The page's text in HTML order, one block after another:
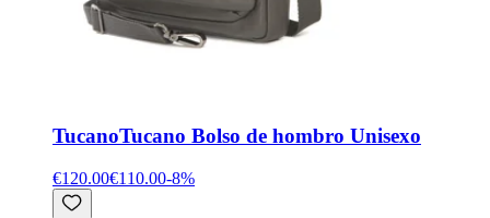
TucanoTucano Bolso de hombro Unisexo
€120.00€110.00-8%